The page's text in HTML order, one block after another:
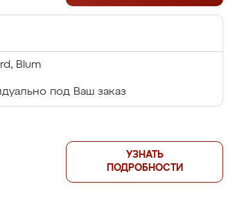
Blum
под Ваш заказ
УЗНАТЬ
ПОДРОБНОСТИ